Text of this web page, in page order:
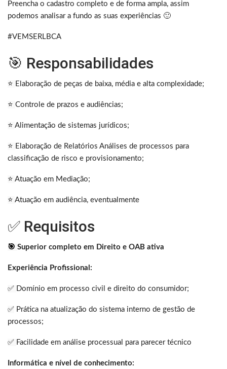
Preencha o cadastro completo e de forma ampla, assim
podemos analisar a fundo as suas experiências 🙂
#VEMSERLBCA
🎯 Responsabilidades
⭐ Elaboração de peças de baixa, média e alta complexidade;
⭐ Controle de prazos e audiências;
⭐ Alimentação de sistemas jurídicos;
⭐ Elaboração de Relatórios Análises de processos para
classificação de risco e provisionamento;
⭐ Atuação em Mediação;
⭐ Atuação em audiência, eventualmente
✅ Requisitos
🎯 Superior completo em Direito e OAB ativa
Experiência Profissional:
✅ Domínio em processo civil e direito do consumidor;
✅ Prática na atualização do sistema interno de gestão de
processos;
✅ Facilidade em análise processual para parecer técnico
Informática e nível de conhecimento: